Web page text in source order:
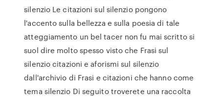
silenzio Le citazioni sul silenzio pongono
l'accento sulla bellezza e sulla poesia di tale
atteggiamento un bel tacer non fu mai scritto si
suol dire molto spesso visto che Frasi sul
silenzio citazioni e aforismi sul silenzio
dall'archivio di Frasi e citazioni che hanno come
tema silenzio Di seguito troverete una raccolta